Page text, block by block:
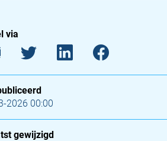
via
2026 00:00
gewijzigd